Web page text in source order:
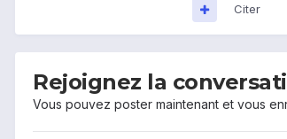
Citer
Rejoignez la
Vous pouvez poster maintenant et vous